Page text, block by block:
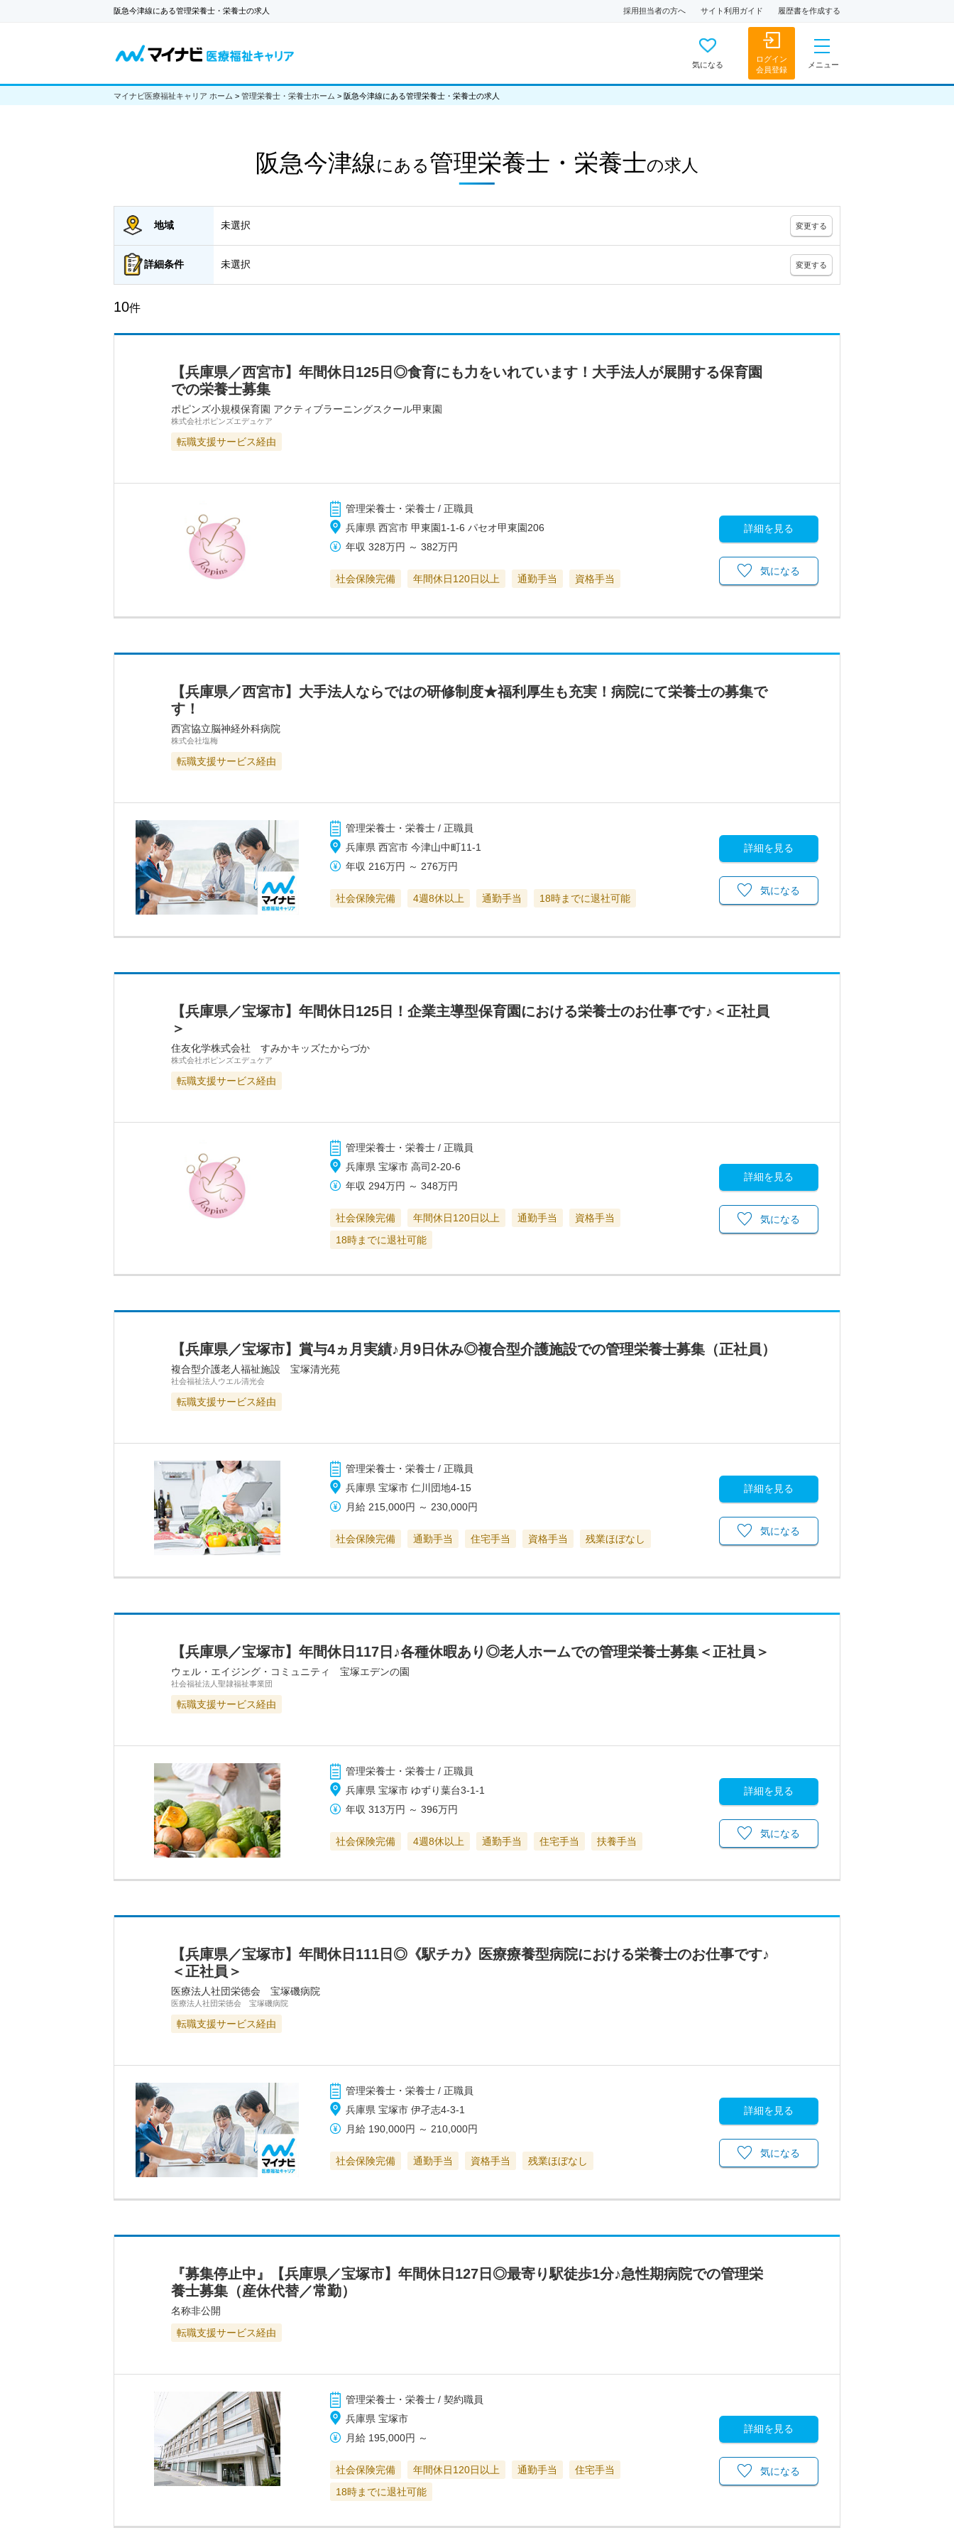
阪急今津線にある管理栄養士・栄養士の求人 採用担当者の方へ サイト利用ガイド 履歴書を作成する
気になる
ログイン
会員登録
メニュー
マイナビ医療福祉キャリア ホーム > 管理栄養士・栄養士ホーム > 阪急今津線にある管理栄養士・栄養士の求人
阪急今津線にある管理栄養士・栄養士の求人
地域 未選択 変更する
詳細条件 未選択 変更する
10件
【兵庫県／西宮市】年間休日125日◎食育にも力をいれています！大手法人が展開する保育園
での栄養士募集
ポピンズ小規模保育園 アクティブラーニングスクール甲東園
株式会社ポピンズエデュケア
転職支援サービス経由
管理栄養士・栄養士 / 正職員
兵庫県 西宮市 甲東園1-1-6 パセオ甲東園206
年収 328万円 ～382万円
社会保険完備 年間休日120日以上 通勤手当 資格手当
詳細を見る
気になる
【兵庫県／西宮市】大手法人ならではの研修制度★福利厚生も充実！病院にて栄養士の募集で
す！
西宮協立脳神経外科病院
株式会社塩梅
転職支援サービス経由
管理栄養士・栄養士 / 正職員
兵庫県 西宮市 今津山中町11-1
年収 216万円 ～ 276万円
社会保険完備 4週8休以上 通勤手当 18時までに退社可能
詳細を見る
気になる
【兵庫県／宝塚市】年間休日125日！企業主導型保育園における栄養士のお仕事です♪＜正社員
＞
住友化学株式会社 すみかキッズたからづか
株式会社ポピンズエデュケア
転職支援サービス経由
管理栄養士・栄養士 / 正職員
兵庫県 宝塚市 高司2-20-6
年収 294万円 ～348万円
社会保険完備 年間休日120日以上 通勤手当
資格手当
18時までに退社可能
詳細を見る
気になる
【兵庫県／宝塚市】賞与4ヵ月実績♪月9日休み◎複合型介護施設での管理栄養士募集（正社員）
複合型介護老人福祉施設 宝塚清光苑
社会福祉法人ウエル清光会
転職支援サービス経由
管理栄養士・栄養士 / 正職員
兵庫県 宝塚市 仁川団地4-15
月給 215,000円 ～ 230,000円
社会保険完備 通勤手当 住宅手当 資格手当 残業ほぼなし
詳細を見る
気になる
【兵庫県／宝塚市】年間休日117日♪各種休暇あり◎老人ホームでの管理栄養士募集＜正社員＞
ウェル・エイジング・コミュニティ 宝塚エデンの園
社会福祉法人聖隷福祉事業団
転職支援サービス経由
管理栄養士・栄養士 / 正職員
兵庫県 宝塚市 ゆずり葉台3-1-1
年収 313万円 ～396万円
社会保険完備 4週8休以上 通勤手当 住宅手当 扶養手当
詳細を見る
気になる
【兵庫県／宝塚市】年間休日111日◎《駅チカ》医療療養型病院における栄養士のお仕事です♪
＜正社員＞
医療法人社団栄徳会 宝塚磯病院
医療法人社団栄徳会 宝塚磯病院
転職支援サービス経由
管理栄養士・栄養士 / 正職員
兵庫県 宝塚市 伊孑志4-3-1
月給 190,000円 ～ 210,000円
社会保険完備 通勤手当 資格手当 残業ほぼなし
詳細を見る
気になる
『募集停止中』【兵庫県／宝塚市】年間休日127日◎最寄り駅徒歩1分♪急性期病院での管理栄
養士募集（産休代替／常勤）
名称非公開
転職支援サービス経由
管理栄養士・栄養士 / 契約職員
兵庫県 宝塚市
月給 195,000円 ～
社会保険完備 年間休日120日以上 通勤手当
住宅手当
18時までに退社可能
詳細を見る
気になる